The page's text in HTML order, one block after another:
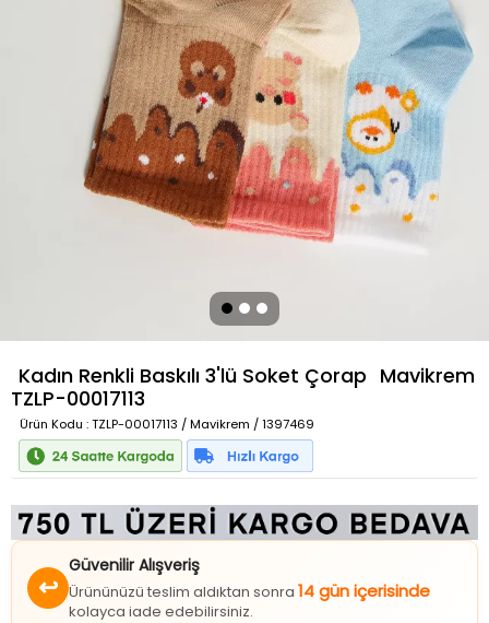
Kadın Renkli Baskılı 3'lü Soket Çorap Mavikrem
TZLP-00017113
Ürün Kodu : TZLP-00017113 / Mavikrem / 1397469
↩
Güvenilir Alışveriş
Ürününüzü teslim aldıktan sonra 14 gün içerisinde
kolayca iade edebilirsiniz.